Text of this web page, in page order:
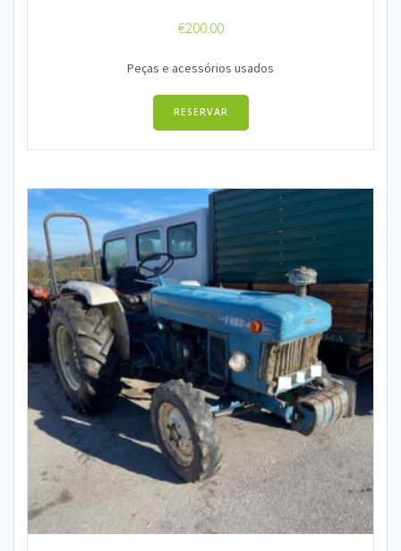
€200.00
Peças e acessórios usados
RESERVAR